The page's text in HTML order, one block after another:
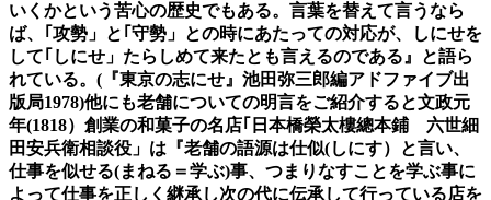
いくかという苦心の歴史でもある。言葉を替えて言うなら
ば、｢攻勢」と｢守勢」との時にあたっての対応が、しにせを
して｢しにせ」たらしめて来たとも言えるのである』と語ら
れている。(『東京の志にせ』池田弥三郎編アドファイブ出
版局1978)他にも老舗についての明言をご紹介すると文政元
年(1818）創業の和菓子の名店｢日本橋榮太樓總本鋪 六世細
田安兵衛相談役」は『老舗の語源は仕似(しにす）と言い、
仕事を似せる(まねる＝学ぶ)事、 つまりなすことを学ぶ事に
よって仕事を正しく継承し次の代に伝承して行っている店を